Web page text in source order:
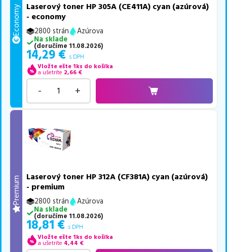
Economy
Laserový toner HP 305A (CE411A) cyan (azúrová)
- economy
2800 strán
Azúrova
Na sklade
(doručíme 11.08.2026)
14,29 € s DPH
Vložte ešte 1ks do košíka
a ušetríte 2,66 €
- +
Premium
Laserový toner HP 312A (CF381A) cyan (azúrová)
- premium
2800 strán
Azúrova
Na sklade
(doručíme 11.08.2026)
18,81 € s DPH
Vložte ešte 1ks do košíka
a ušetríte 4,44 €